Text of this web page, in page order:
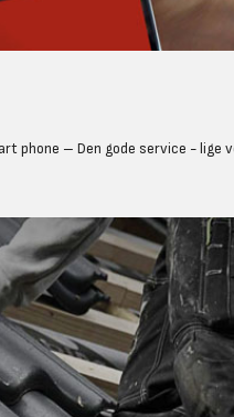
phone – Den gode service - lige